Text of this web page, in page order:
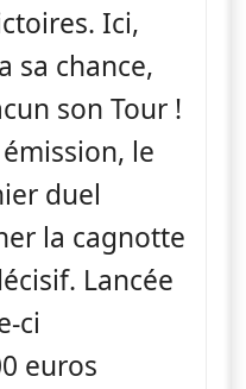
Ici,
sa chance,
son Tour !
le
duel
la cagnotte
Lancée
ci
euros